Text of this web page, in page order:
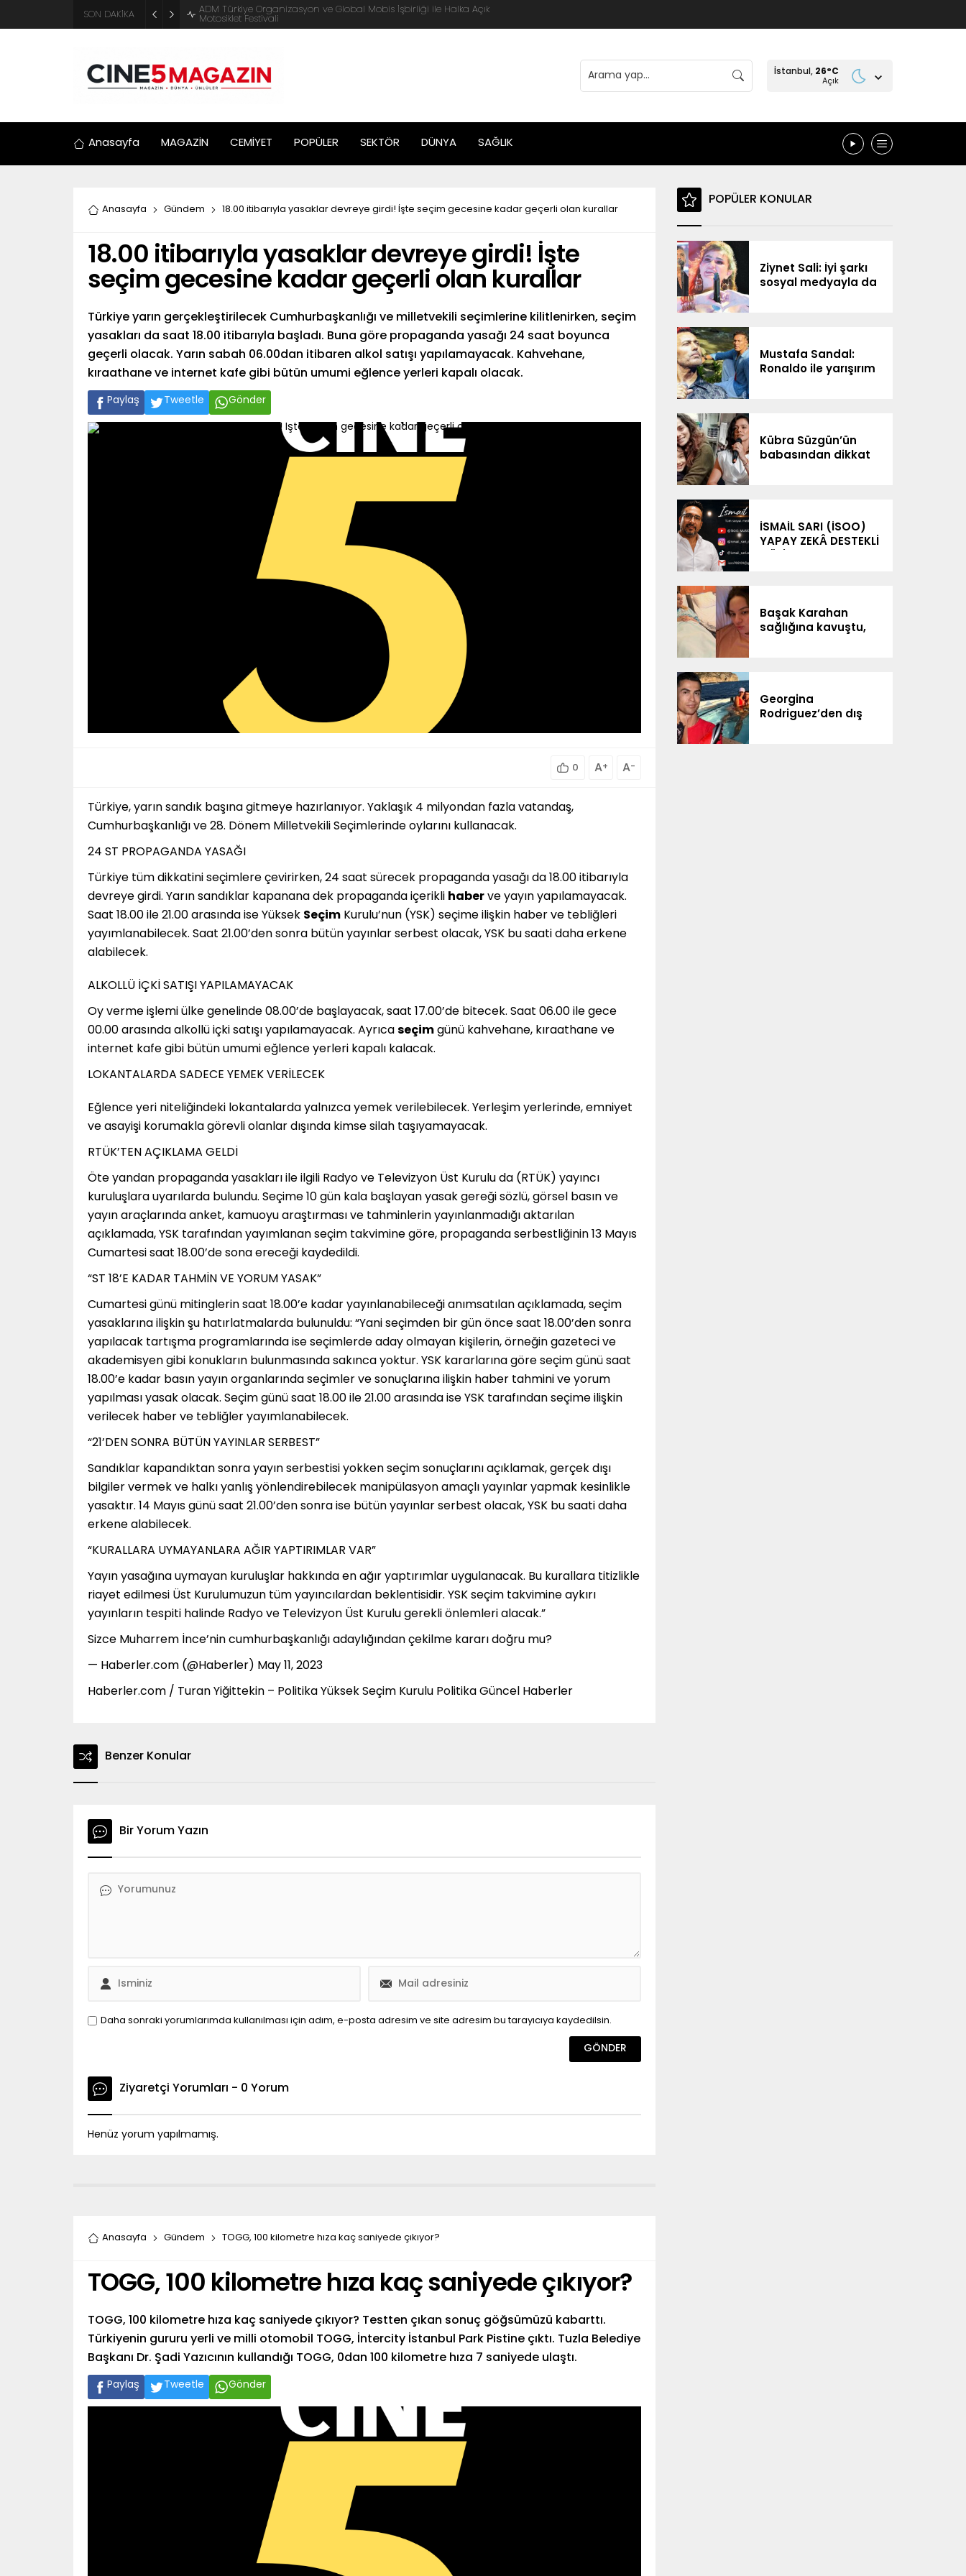
SON DAKİKA
ADM Türkiye Organizasyon ve Global Mobis İşbirliği ile Halka Açık
Motosiklet Festivali
İstanbul, 26°C
Açık
Anasayfa MAGAZİN CEMİYET POPÜLER SEKTÖR DÜNYA SAĞLIK
Anasayfa Gündem 18.00 itibarıyla yasaklar devreye girdi! İşte seçim gecesine kadar geçerli olan kurallar
18.00 itibarıyla yasaklar devreye girdi! İşte
seçim gecesine kadar geçerli olan kurallar
Türkiye yarın gerçekleştirilecek Cumhurbaşkanlığı ve milletvekili seçimlerine kilitlenirken, seçim
yasakları da saat 18.00 itibarıyla başladı. Buna göre propaganda yasağı 24 saat boyunca
geçerli olacak. Yarın sabah 06.00dan itibaren alkol satışı yapılamayacak. Kahvehane,
kıraathane ve internet kafe gibi bütün umumi eğlence yerleri kapalı olacak.
Paylaş Tweetle Gönder
0 A+ A-
Türkiye, yarın sandık başına gitmeye hazırlanıyor. Yaklaşık 4 milyondan fazla vatandaş,
Cumhurbaşkanlığı ve 28. Dönem Milletvekili Seçimlerinde oylarını kullanacak.
24 ST PROPAGANDA YASAĞI
Türkiye tüm dikkatini seçimlere çevirirken, 24 saat sürecek propaganda yasağı da 18.00 itibarıyla
devreye girdi. Yarın sandıklar kapanana dek propaganda içerikli haber ve yayın yapılamayacak.
Saat 18.00 ile 21.00 arasında ise Yüksek Seçim Kurulu’nun (YSK) seçime ilişkin haber ve tebliğleri
yayımlanabilecek. Saat 21.00’den sonra bütün yayınlar serbest olacak, YSK bu saati daha erkene
alabilecek.
ALKOLLÜ İÇKİ SATIŞI YAPILAMAYACAK
Oy verme işlemi ülke genelinde 08.00’de başlayacak, saat 17.00’de bitecek. Saat 06.00 ile gece
00.00 arasında alkollü içki satışı yapılamayacak. Ayrıca seçim günü kahvehane, kıraathane ve
internet kafe gibi bütün umumi eğlence yerleri kapalı kalacak.
LOKANTALARDA SADECE YEMEK VERİLECEK
Eğlence yeri niteliğindeki lokantalarda yalnızca yemek verilebilecek. Yerleşim yerlerinde, emniyet
ve asayişi korumakla görevli olanlar dışında kimse silah taşıyamayacak.
RTÜK’TEN AÇIKLAMA GELDİ
Öte yandan propaganda yasakları ile ilgili Radyo ve Televizyon Üst Kurulu da (RTÜK) yayıncı
kuruluşlara uyarılarda bulundu. Seçime 10 gün kala başlayan yasak gereği sözlü, görsel basın ve
yayın araçlarında anket, kamuoyu araştırması ve tahminlerin yayınlanmadığı aktarılan
açıklamada, YSK tarafından yayımlanan seçim takvimine göre, propaganda serbestliğinin 13 Mayıs
Cumartesi saat 18.00’de sona ereceği kaydedildi.
“ST 18’E KADAR TAHMİN VE YORUM YASAK”
Cumartesi günü mitinglerin saat 18.00’e kadar yayınlanabileceği anımsatılan açıklamada, seçim
yasaklarına ilişkin şu hatırlatmalarda bulunuldu: “Yani seçimden bir gün önce saat 18.00’den sonra
yapılacak tartışma programlarında ise seçimlerde aday olmayan kişilerin, örneğin gazeteci ve
akademisyen gibi konukların bulunmasında sakınca yoktur. YSK kararlarına göre seçim günü saat
18.00’e kadar basın yayın organlarında seçimler ve sonuçlarına ilişkin haber tahmini ve yorum
yapılması yasak olacak. Seçim günü saat 18.00 ile 21.00 arasında ise YSK tarafından seçime ilişkin
verilecek haber ve tebliğler yayımlanabilecek.
“21’DEN SONRA BÜTÜN YAYINLAR SERBEST”
Sandıklar kapandıktan sonra yayın serbestisi yokken seçim sonuçlarını açıklamak, gerçek dışı
bilgiler vermek ve halkı yanlış yönlendirebilecek manipülasyon amaçlı yayınlar yapmak kesinlikle
yasaktır. 14 Mayıs günü saat 21.00’den sonra ise bütün yayınlar serbest olacak, YSK bu saati daha
erkene alabilecek.
“KURALLARA UYMAYANLARA AĞIR YAPTIRIMLAR VAR”
Yayın yasağına uymayan kuruluşlar hakkında en ağır yaptırımlar uygulanacak. Bu kurallara titizlikle
riayet edilmesi Üst Kurulumuzun tüm yayıncılardan beklentisidir. YSK seçim takvimine aykırı
yayınların tespiti halinde Radyo ve Televizyon Üst Kurulu gerekli önlemleri alacak.”
Sizce Muharrem İnce’nin cumhurbaşkanlığı adaylığından çekilme kararı doğru mu?
— Haberler.com (@Haberler) May 11, 2023
Haberler.com / Turan Yiğittekin – Politika Yüksek Seçim Kurulu Politika Güncel Haberler
Benzer Konular
Bir Yorum Yazın
Daha sonraki yorumlarımda kullanılması için adım, e-posta adresim ve site adresim bu tarayıcıya kaydedilsin.
Ziyaretçi Yorumları - 0 Yorum
Henüz yorum yapılmamış.
Anasayfa Gündem TOGG, 100 kilometre hıza kaç saniyede çıkıyor?
TOGG, 100 kilometre hıza kaç saniyede çıkıyor?
TOGG, 100 kilometre hıza kaç saniyede çıkıyor? Testten çıkan sonuç göğsümüzü kabarttı.
Türkiyenin gururu yerli ve milli otomobil TOGG, İntercity İstanbul Park Pistine çıktı. Tuzla Belediye
Başkanı Dr. Şadi Yazıcının kullandığı TOGG, 0dan 100 kilometre hıza 7 saniyede ulaştı.
Paylaş Tweetle Gönder
POPÜLER KONULAR
Ziynet Sali: İyi şarkı
sosyal medyayla da
Mustafa Sandal:
Ronaldo ile yarışırım
Kübra Süzgün’ün
babasından dikkat
İSMAİL SARI (İSOO)
YAPAY ZEKÂ DESTEKLİ
Başak Karahan
sağlığına kavuştu,
Georgina
Rodriguez’den dış